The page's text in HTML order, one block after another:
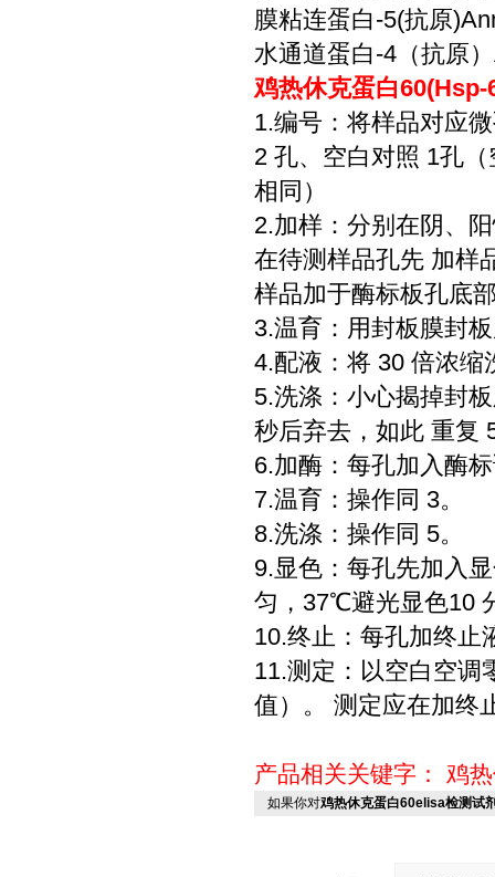
膜粘连蛋白-5(抗原
水通道蛋白-4（抗原
鸡热休克蛋白
1.编号：将样品对应
2 孔、空白对照 1孔
相同）
2.加样：分别在阴、
在待测样品孔先 加样
样品加于酶标板孔底
3.温育：用封板膜封
4.配液：将 30 倍浓缩
5.洗涤：小心揭掉封
秒后弃去，如此 重复
6.加酶：每孔加入酶
7.温育：操作同 3。
8.洗涤：操作同 5。
9.显色：每孔先加入
匀，37℃避光显色10
10.终止：每孔加终止
11.测定：以空白空调
值）。 测定应在加终
产品相关关键字： 鸡
如果你对鸡热休克蛋白60elisa检测试